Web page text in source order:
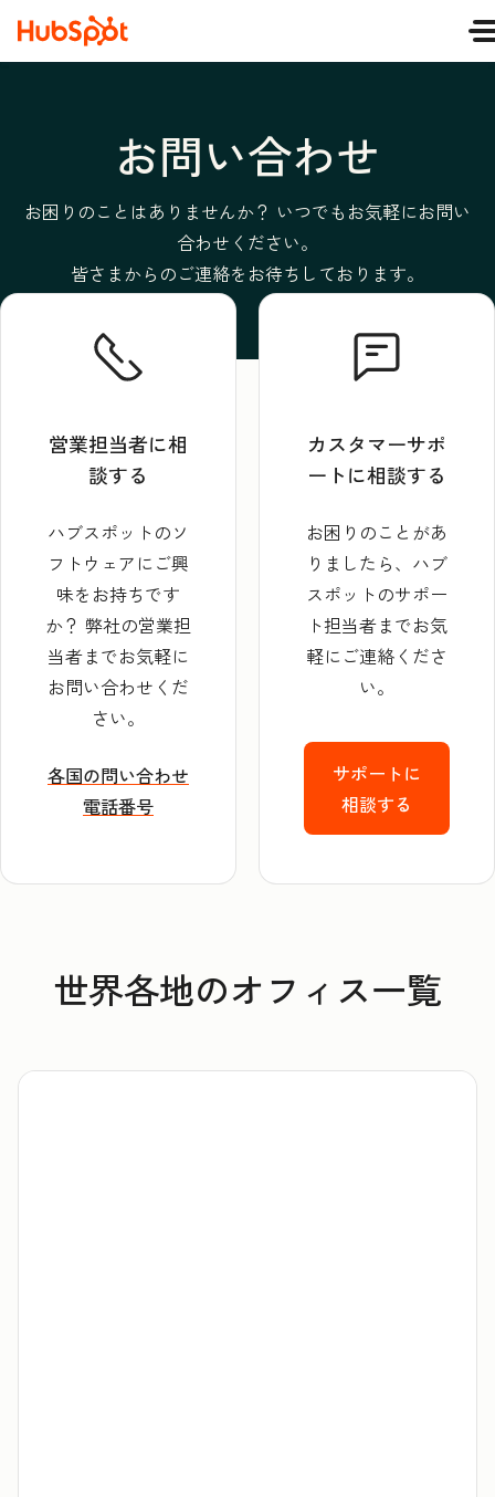
お問い合わせ
お困りのことはありませんか？ いつでもお気軽にお問い
合わせください。
皆さまからのご連絡をお待ちしております。
営業担当者に相
談する
ハブスポットのソ
フトウェアにご興
味をお持ちです
か？ 弊社の営業担
当者までお気軽に
お問い合わせくだ
さい。
各国の問い合わせ
電話番号
カスタマーサポ
ートに相談する
お困りのことがあ
りましたら、ハブ
スポットのサポー
ト担当者までお気
軽にご連絡くださ
い。
サポートに
相談する
世界各地のオフィス一覧